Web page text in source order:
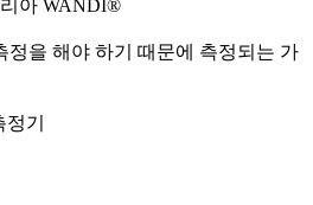
정을 해야 하기 때문에 측정되는 가
기